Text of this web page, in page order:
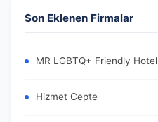
Son Eklenen Firmalar
MR LGBTQ+ Friendly Hotel
Hizmet Cepte